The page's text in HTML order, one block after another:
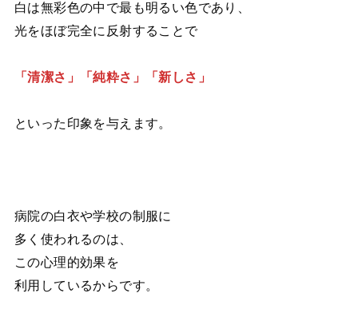
白は無彩色の中で最も明るい色であり、
光をほぼ完全に反射することで
「清潔さ」「純粋さ」「新しさ」
といった印象を与えます。
病院の白衣や学校の制服に
多く使われるのは、
この心理的効果を
利用しているからです。